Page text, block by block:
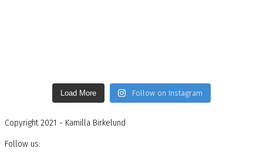
Load More Follow on Instagram
Copyright 2021 - Kamilla Birkelund
Follow us: